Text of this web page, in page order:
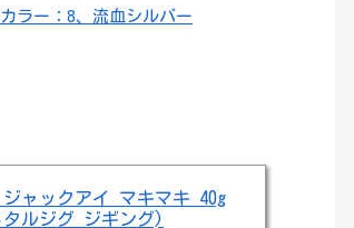
ラー：8、流血シルバー
ャックアイ マキマキ 40g
タルジグ ジギング)